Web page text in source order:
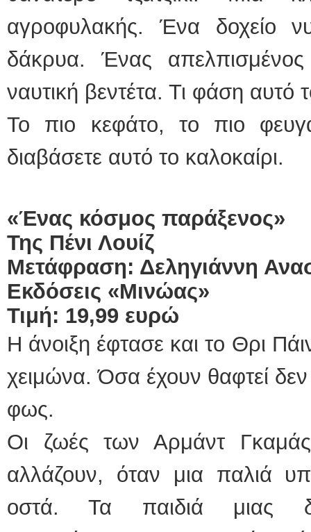
αγροφυλακής. Ένα δοχείο
δάκρυα. Ένας
ναυτική βεντέτα. Τι φάση αυτό
Το πιο κεφάτο, το πιο
διαβάσετε αυτό το καλοκαίρι.
«Ένας κόσμος παράξενος»
Της Πένι Λουίζ
Μετάφραση: Δεληγιάννη
Εκδόσεις «Μινώας»
Τιμή: 19,99 ευρώ
Η άνοιξη έφτασε και το Θρι
χειμώνα. Όσα έχουν θαφτεί
φως.
Οι ζωές των Αρμάντ
αλλάζουν, όταν μια παλιά
οστά. Τα παιδιά μιας